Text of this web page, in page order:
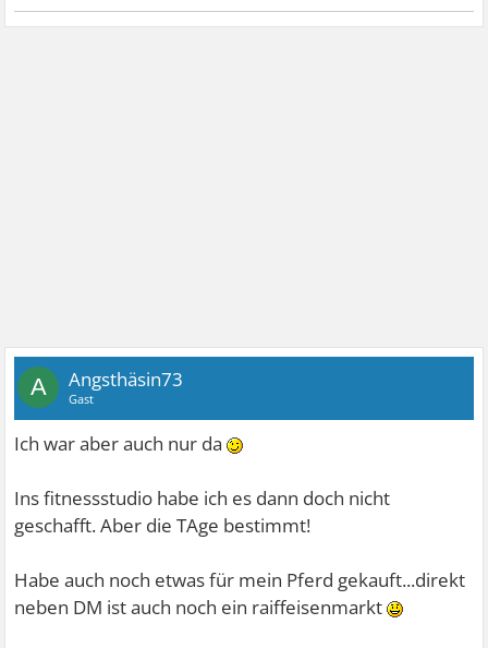
A Angsthäsin73
Gast
Ich war aber auch nur da
Ins fitnessstudio habe ich es dann doch nicht
geschafft. Aber die TAge bestimmt!
Habe auch noch etwas für mein Pferd gekauft...direkt
neben DM ist auch noch ein raiffeisenmarkt